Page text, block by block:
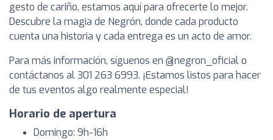
gesto de cariño, estamos aquí para ofrecerte lo mejor.
Descubre la magia de Negrón, donde cada producto
cuenta una historia y cada entrega es un acto de amor.
Para más información, síguenos en @negron_oficial o
contáctanos al 301 263 6993. ¡Estamos listos para hacer
de tus eventos algo realmente especial!
Horario de apertura
Domingo: 9h-16h